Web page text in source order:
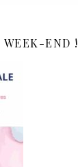
WEEK-END !